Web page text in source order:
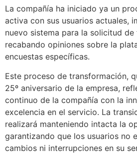
La compañía ha iniciado ya un
activa con sus usuarios actuales,
nuevo sistema para la solicitud de
recabando opiniones sobre la
encuestas específicas.
Este proceso de transformación,
25º aniversario de la empresa,
continuo de la compañía con la
excelencia en el servicio. La
realizará manteniendo intacta la
garantizando que los usuarios no
cambios ni interrupciones en su